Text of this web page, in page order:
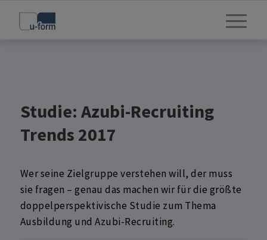
Studie: Azubi-Recruiting
Trends 2017
Wer seine Zielgruppe verstehen will, der muss
sie fragen – genau das machen wir für die größte
doppelperspektivische Studie zum Thema
Ausbildung und Azubi-Recruiting.